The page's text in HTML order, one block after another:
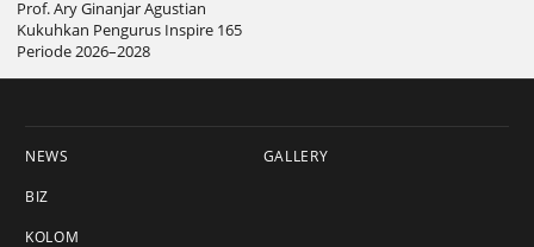
Prof. Ary Ginanjar Agustian
Kukuhkan Pengurus Inspire 165
Periode 2026–2028
NEWS
BIZ
KOLOM
GALLERY